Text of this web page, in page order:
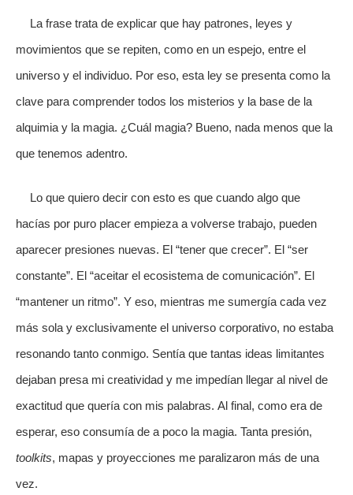
La frase trata de explicar que hay patrones, leyes y
movimientos que se repiten, como en un espejo, entre el
universo y el individuo. Por eso, esta ley se presenta como la
clave para comprender todos los misterios y la base de la
alquimia y la magia. ¿Cuál magia? Bueno, nada menos que la
que tenemos adentro.
Lo que quiero decir con esto es que cuando algo que
hacías por puro placer empieza a volverse trabajo, pueden
aparecer presiones nuevas. El “tener que crecer”. El “ser
constante”. El “aceitar el ecosistema de comunicación”. El
“mantener un ritmo”. Y eso, mientras me sumergía cada vez
más sola y exclusivamente el universo corporativo, no estaba
resonando tanto conmigo. Sentía que tantas ideas limitantes
dejaban presa mi creatividad y me impedían llegar al nivel de
exactitud que quería con mis palabras. Al final, como era de
esperar, eso consumía de a poco la magia. Tanta presión,
toolkits, mapas y proyecciones me paralizaron más de una
vez.